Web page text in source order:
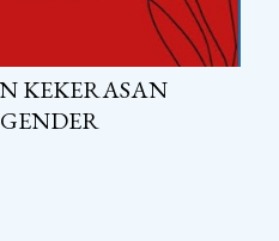
KEKERASAN